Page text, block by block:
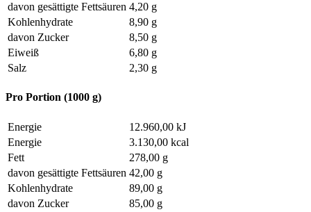
davon gesättigte Fettsäuren 4,20 g
Kohlenhydrate
8,90 g
davon Zucker
8,50 g
Eiweiß
6,80 g
Salz
2,30 g
Pro Portion (1000 g)
Energie
12.960,00 kJ
Energie
3.130,00 kcal
Fett
278,00 g
davon gesättigte Fettsäuren 42,00 g
Kohlenhydrate
89,00 g
davon Zucker
85,00 g